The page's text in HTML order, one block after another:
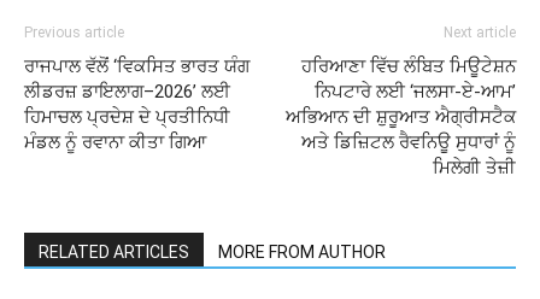
Previous article
ਰਾਜਪਾਲ ਵੱਲੋਂ ‘ਵਿਕਸਿਤ ਭਾਰਤ ਯੰਗ
ਲੀਡਰਜ਼ ਡਾਇਲਾਗ–2026’ ਲਈ
ਹਿਮਾਚਲ ਪ੍ਰਦੇਸ਼ ਦੇ ਪ੍ਰਤੀਨਿਧੀ
ਮੰਡਲ ਨੂੰ ਰਵਾਨਾ ਕੀਤਾ ਗਿਆ
Next article
ਹਰਿਆਣਾ ਵਿੱਚ ਲੰਬਿਤ ਮਿਊਟੇਸ਼ਨ
ਨਿਪਟਾਰੇ ਲਈ ‘ਜਲਸਾ-ਏ-ਆਮ’
ਅਭਿਆਨ ਦੀ ਸ਼ੁਰੂਆਤ ਐਗ੍ਰੀਸਟੈਕ
ਅਤੇ ਡਿਜ਼ਿਟਲ ਰੈਵਨਿਊ ਸੁਧਾਰਾਂ ਨੂੰ
ਮਿਲੇਗੀ ਤੇਜ਼ੀ
RELATED ARTICLES MORE FROM AUTHOR